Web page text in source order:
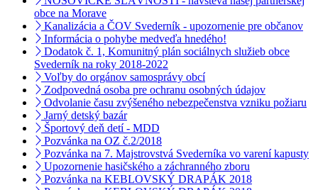
obce na Morave
Kanalizácia a ČOV Svederník - upozornenie pre občanov
Informácia o pohybe medveďa hnedého!
Dodatok č. 1, Komunitný plán sociálnych služieb obce
Svederník na roky 2018-2022
Voľby do orgánov samosprávy obcí
Zodpovedná osoba pre ochranu osobných údajov
Odvolanie času zvýšeného nebezpečenstva vzniku požiaru
Jarný detský bazár
Športový deň detí - MDD
Pozvánka na OZ č.2/2018
Pozvánka na 7. Majstrovstvá Svederníka vo varení kapusty
Upozornenie hasičského a záchranného zboru
Pozvánka na KEBLOVSKÝ DRAPÁK 2018